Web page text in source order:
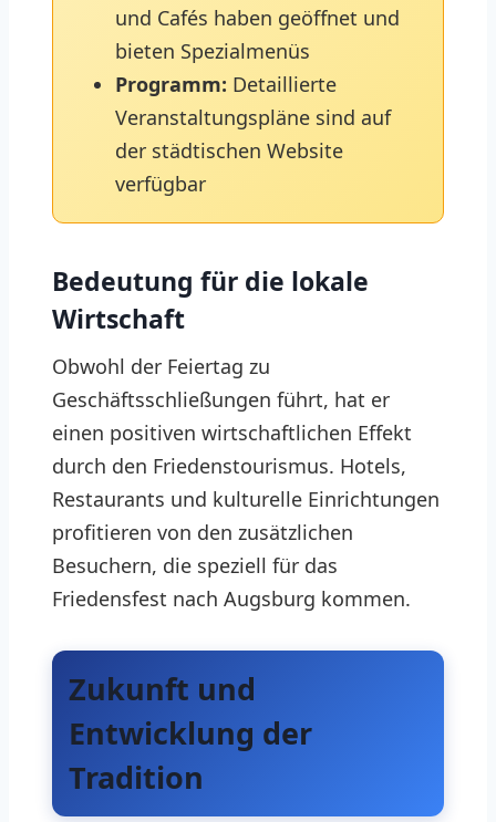
und Cafés haben geöffnet und
bieten Spezialmenüs
Programm: Detaillierte
Veranstaltungspläne sind auf
der städtischen Website
verfügbar
Bedeutung für die lokale
Wirtschaft
Obwohl der Feiertag zu
Geschäftsschließungen führt, hat er
einen positiven wirtschaftlichen Effekt
durch den Friedenstourismus. Hotels,
Restaurants und kulturelle Einrichtungen
profitieren von den zusätzlichen
Besuchern, die speziell für das
Friedensfest nach Augsburg kommen.
Zukunft und
Entwicklung der
Tradition